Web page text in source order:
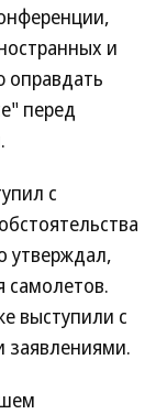
и
оправдать
перед
с
утверждал,
самолетов.
выступили с
заявлениями.